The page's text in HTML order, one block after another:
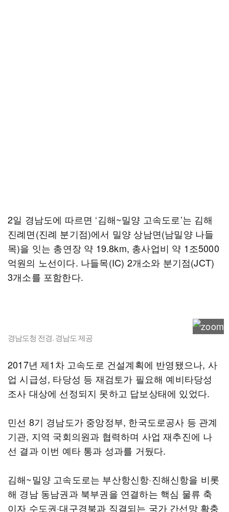
2일 경남도에 따르면 ‘김해~밀양 고속도로’는 김해
진례면(진례 분기점)에서 밀양 상남면(남밀양 나들
목)을 잇는 총연장 약 19.8km, 총사업비 약 1조5000
억원의 노선이다. 나들목(IC) 2개소와 분기점(JCT)
3개소를 포함한다.
경남도청 전경. 경남도 제공
2017년 제1차 고속도로 건설계획에 반영됐으나, 사
업 시급성, 타당성 등 재검토가 필요해 예비타당성
조사 대상에 선정되지 못하고 답보상태에 있었다.
민선 8기 경남도가 중앙정부, 한국도로공사 등 관계
기관, 지역 국회의원과 협력하며 사업 재추진에 나
선 결과 이번 예타 통과 성과를 거뒀다.
김해~밀양 고속도로는 부산항신항·진해신항을 비롯
해 경남 동남권과 북부권을 연결하는 핵심 물류 축
이자 수도권·대구경북과 직결되는 국가 간선망 확충